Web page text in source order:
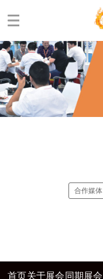
合作媒体
首页关于展会 同期展会